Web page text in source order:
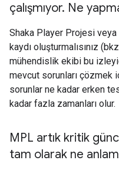
çalışmıyor. Ne
Shaka Player Projesi
kaydı oluşturmalısınız
mühendislik ekibi bu
mevcut sorunları çözmek
sorunlar ne kadar erken
kadar fazla zamanları olur.
MPL artık kritik
tam olarak ne